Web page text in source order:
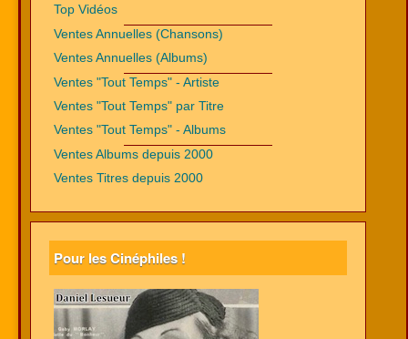
Top Vidéos
Ventes Annuelles (Chansons)
Ventes Annuelles (Albums)
Ventes "Tout Temps" - Artiste
Ventes "Tout Temps" par Titre
Ventes "Tout Temps" - Albums
Ventes Albums depuis 2000
Ventes Titres depuis 2000
Pour les Cinéphiles !